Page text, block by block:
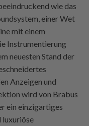
wie das
einer Wet
mit einem
Instrumentierung
neuesten Stand der
Anzeigen und
wird von Brabus
ein einzigartiges
luxuriöse